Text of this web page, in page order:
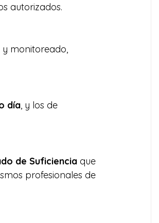
autorizados.
monitoreado,
día , y los de
de Suficiencia que
profesionales de